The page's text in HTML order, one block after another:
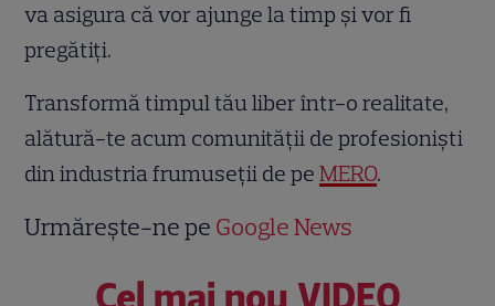
va asigura că vor ajunge la timp și vor fi
pregătiți.
Transformă timpul tău liber într-o realitate,
alătură-te acum comunității de profesioniști
din industria frumuseții de peMERO.
Urmărește-ne pe Google News